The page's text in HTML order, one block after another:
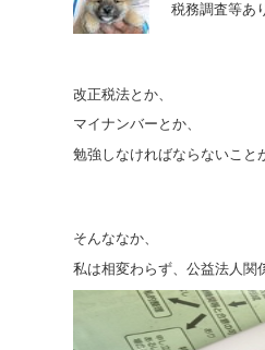
税務調査等あ
改正税法とか、
マイナンバーとか、
勉強しなければならないこと
そんななか、
私は相変わらず、公益法人関